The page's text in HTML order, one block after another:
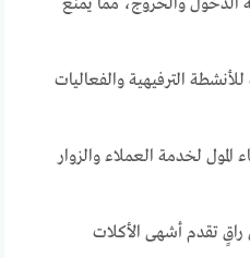
الترفيهية والفعاليات
لخدمة العملاء والزوار
تقدم أشهى الأكلات